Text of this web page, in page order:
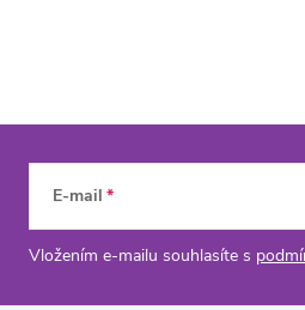
E-mail
Vložením e-mailu souhlasíte s